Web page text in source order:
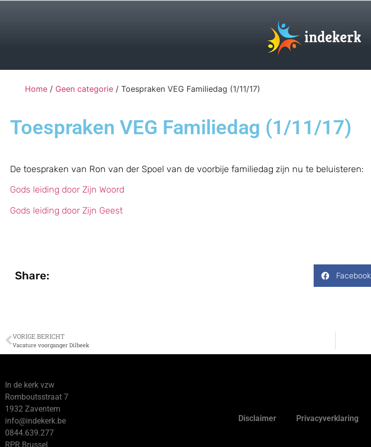
Home / Geen categorie / Toespraken VEG Familiedag (1/11/17)
Toespraken VEG Familiedag (1/11/17)
De toespraken van Ron van der Spoel van de voorbije familiedag zijn nu te beluisteren:
Gods leiding door Zijn Woord
Gods leiding door Zijn Geest
Share: Facebook
VORIGE BERICHT
Vacature voorganger Dilbeek
In de kerk vzw
Romboutsstraat 7
1932 Zaventem
info@indekerk.be
0844.639.277
RPR Brussel
Disclaimer Privacyverklaring